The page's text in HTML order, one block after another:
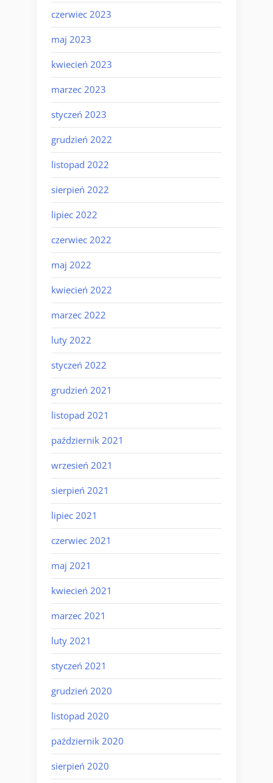
czerwiec 2023
maj 2023
kwiecień 2023
marzec 2023
styczeń 2023
grudzień 2022
listopad 2022
sierpień 2022
lipiec 2022
czerwiec 2022
maj 2022
kwiecień 2022
marzec 2022
luty 2022
styczeń 2022
grudzień 2021
listopad 2021
październik 2021
wrzesień 2021
sierpień 2021
lipiec 2021
czerwiec 2021
maj 2021
kwiecień 2021
marzec 2021
luty 2021
styczeń 2021
grudzień 2020
listopad 2020
październik 2020
sierpień 2020